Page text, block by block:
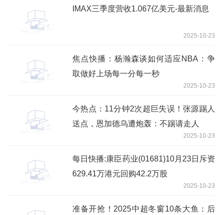
IMAX三季度营收1.067亿美元-最新消息
2025-10-23
焦点快播：杨瀚森谈如何适应NBA：争
取做好上场每一分每一秒
2025-10-23
今热点：11分钟2次超巨失误！张源踢人
送点，恩加德乌遭炮轰：不踢请走人
2025-10-23
每日快播:康臣药业(01681)10月23日斥资
629.41万港元回购42.2万股
2025-10-23
准备开抢！2025中超冬窗10条大鱼：后